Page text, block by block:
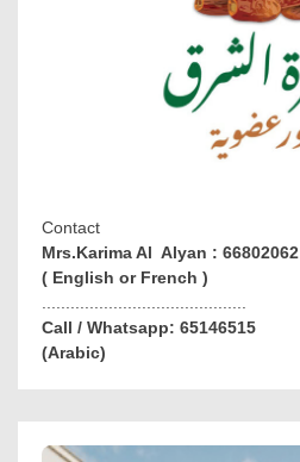
Contact
Mrs.Karima Al Alyan : 66802062
( English or French )
Call / Whatsapp: 65146515
(Arabic)